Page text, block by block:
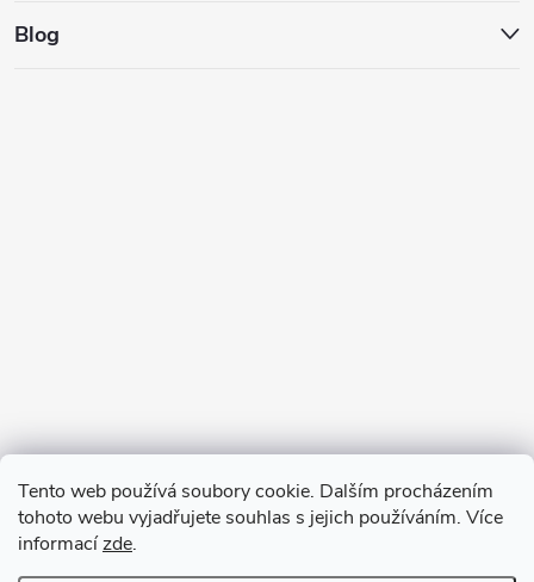
Tento web používá soubory cookie. Dalším procházením
tohoto webu vyjadřujete souhlas s jejich používáním. Více
informacízde.
Blog